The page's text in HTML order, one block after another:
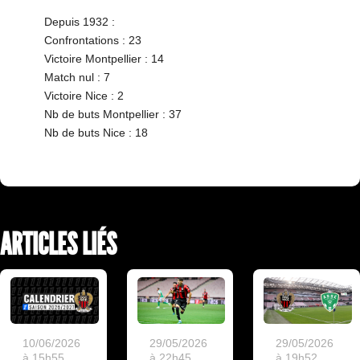
Depuis 1932 :
Confrontations : 23
Victoire Montpellier : 14
Match nul : 7
Victoire Nice : 2
Nb de buts Montpellier : 37
Nb de buts Nice : 18
ARTICLES LIÉS
10/06/2026
29/05/2026
29/05/2026